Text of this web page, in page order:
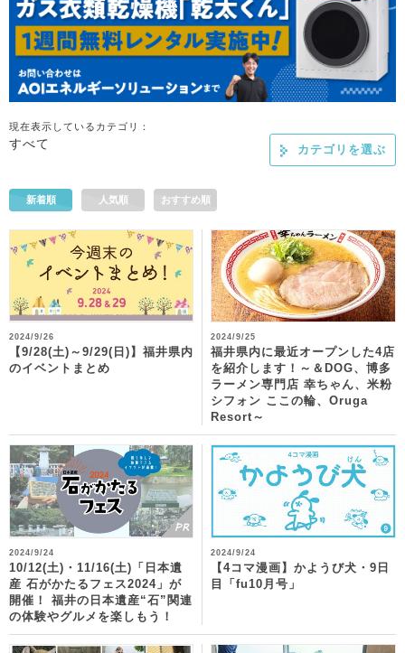
カテゴリを選ぶ
現在表示しているカテゴリ：
すべて
新着順 人気順 おすすめ順
2024/9/26
【9/28(土)～9/29(日)】福井県内
のイベントまとめ
2024/9/25
福井県内に最近オープンした4店
を紹介します！～＆DOG、博多
ラーメン専門店 幸ちゃん、米粉
シフォン ここの輪、Oruga
Resort～
2024/9/24
10/12(土)・11/16(土)「日本遺
産 石がかたるフェス2024」が
開催！ 福井の日本遺産“石”関連
の体験やグルメを楽しもう！
2024/9/24
【4コマ漫画】かようび犬・9日
目「fu10月号」